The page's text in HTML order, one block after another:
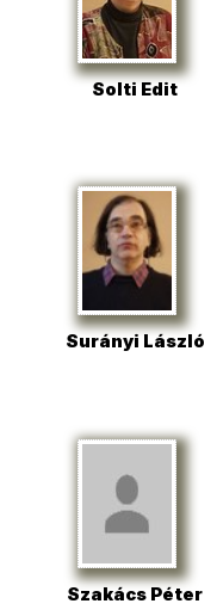
Solti Edit
Surányi László
Szakács Péter